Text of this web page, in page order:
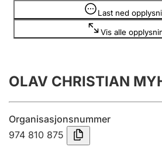
Årsregnskap
Innsending og forsinkelsesgebyr
Tinglysing
Last ned
Vis alle
Opplysninger er skjult
OLAV CHRISTIAN
Organisasjonsnummer
974 810 875